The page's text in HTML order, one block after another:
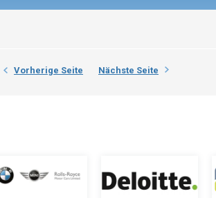
Vorherige Seite Nächste Seite